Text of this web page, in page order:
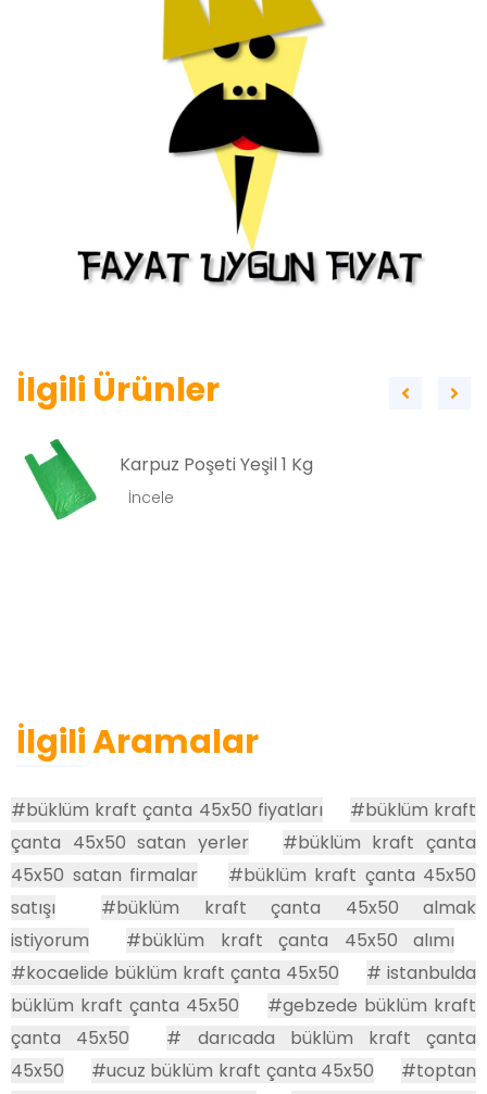
Bu Ürünü Paylaşın
FAY01281
8690005932493
PAKET
Diğer
İlgili Ürünler
Karpuz Poşeti Yeşil 1 Kg
İncele
İlgili Aramalar
#büklüm kraft çanta 45x50 fiyatları
#büklüm kraft
çanta 45x50 satan yerler
#büklüm kraft çanta
45x50 satan firmalar
#büklüm kraft çanta 45x50
satışı
#büklüm kraft çanta 45x50 almak
istiyorum
#büklüm kraft çanta 45x50 alımı
#kocaelide büklüm kraft çanta 45x50
# istanbulda
büklüm kraft çanta 45x50
#gebzede büklüm kraft
çanta 45x50
# darıcada büklüm kraft çanta
45x50
#ucuz büklüm kraft çanta 45x50
#toptan